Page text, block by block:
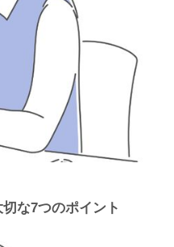
な7つのポイント